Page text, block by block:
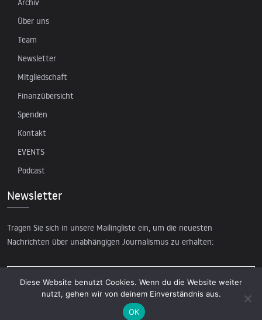
Über uns
Team
Newsletter
Mitgliedschaft
Finanzübersicht
Spenden
Kontakt
EVENTS
Podcast
Newsletter
Tragen Sie sich in unsere Mailingliste ein, um die neuesten
Nachrichten über unabhängigen Journalismus zu erhalten:
Diese Website benutzt Cookies. Wenn du die Website weiter
nutzt, gehen wir von deinem Einverständnis aus.
OK